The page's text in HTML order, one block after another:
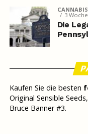
3
Die
Kaufen Sie die besten
Original Sensible
Bruce Banner #3.